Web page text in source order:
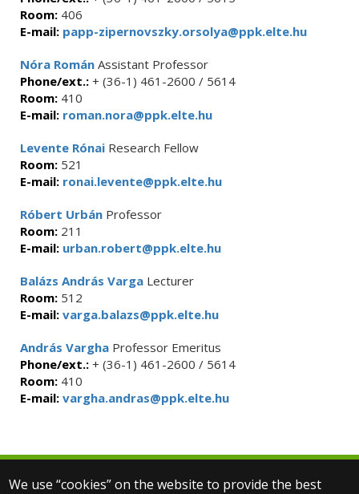
Room: 406
E-mail: papp-zipernovszky.orsolya@ppk.elte.hu
Nóra Román Assistant Professor
Phone/ext.: + (36-1) 461-2600 / 5614
Room: 410
E-mail: roman.nora@ppk.elte.hu
Levente Rónai Research Fellow
Room: 521
E-mail: ronai.levente@ppk.elte.hu
Róbert Urbán Professor
Room: 211
E-mail: urban.robert@ppk.elte.hu
Balázs András Varga Lecturer
Room: 512
E-mail: varga.balazs@ppk.elte.hu
András Vargha Professor Emeritus
Phone/ext.: + (36-1) 461-2600 / 5614
Room: 410
E-mail: vargha.andras@ppk.elte.hu
We use “cookies” on the website to provide the best
© 2025 Eötvös Loránd University